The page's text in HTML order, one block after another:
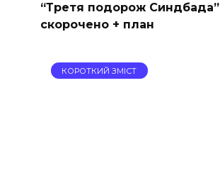
“Третя подорож Синдбада”
скорочено + план
КОРОТКИЙ ЗМІСТ